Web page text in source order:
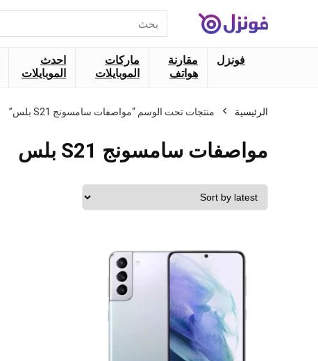
عن:
فونزل
مقارنة
هواتف
ماركات
الموبايلات
احدث
الموبايلات
الرئيسية منتجات تحت الوسم “مواصفات سامسونج S21 بلس”
مواصفات سامسونج S21 بلس